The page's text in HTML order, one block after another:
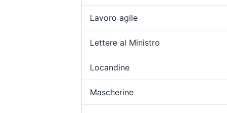
Lavoro agile
Lettere al Ministro
Locandine
Mascherine